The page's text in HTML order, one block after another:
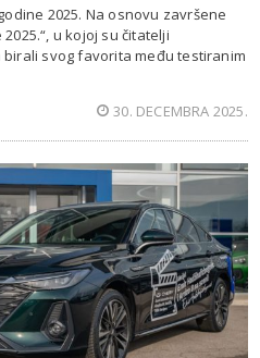
2025. Na osnovu završene
u kojoj su čitatelji
birali svog favorita među testiranim
30. DECEMBRA 2025.